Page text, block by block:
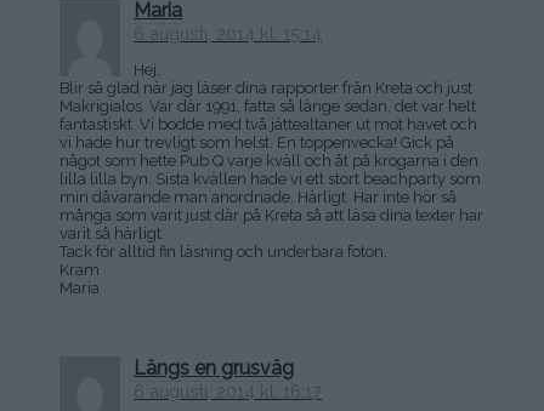
Maria
6 augusti, 2014 kl. 15:14
Hej,
Blir så glad när jag läser dina rapporter från Kreta och just
Makrigialos. Var där 1991, fatta så länge sedan, det var helt
fantastiskt. Vi bodde med två jättealtaner ut mot havet och
vi hade hur trevligt som helst. En toppenvecka! Gick på
något som hette Pub Q varje kväll och åt på krogarna i den
lilla lilla byn. Sista kvällen hade vi ett stort beachparty som
min dåvarande man anordnade. Härligt. Har inte hör så
många som varit just där på Kreta så att läsa dina texter har
varit så härligt.
Tack för alltid fin läsning och underbara foton.
Kram
Maria
Längs en grusväg
6 augusti, 2014 kl. 16:17